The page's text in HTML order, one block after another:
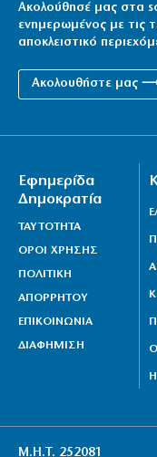
Ακολούθησέ μας στα
ενημερωμένος με τις
αποκλειστικό
Ακολουθήστε μας
Εφημερίδα
Δημοκρατία
ΤΑΥΤΟΤΗΤΑ
ΟΡΟΙ ΧΡΗΣΗΣ
ΠΟΛΙΤΙΚΗ
ΑΠΟΡΡΗΤΟΥ
ΕΠΙΚΟΙΝΩΝΙΑ
ΔΙΑΦΗΜΙΣΗ
Μ.Η.Τ. 252081